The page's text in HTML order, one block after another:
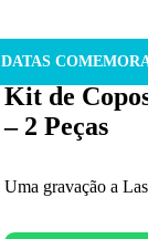
DATAS
Kit de
– 2 Peças
Uma gravação a